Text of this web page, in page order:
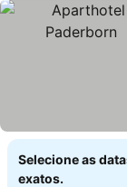
Selecione as
exatos.